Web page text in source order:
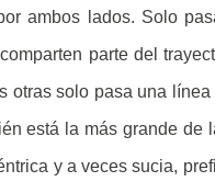
ambos lados. Solo
parte del
otras solo pasa una
está la más grande de
y a veces sucia,